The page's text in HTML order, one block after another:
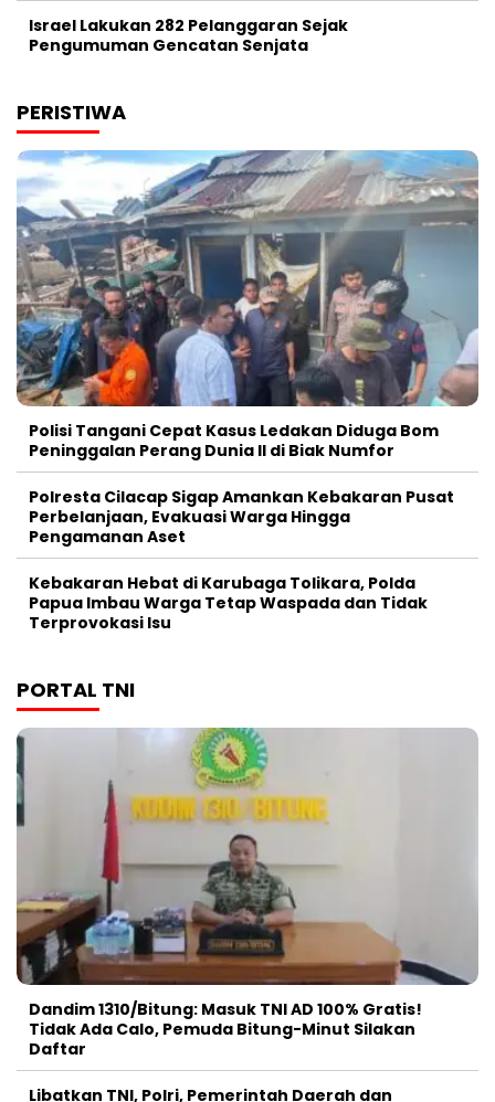
Israel Lakukan 282 Pelanggaran Sejak
Pengumuman Gencatan Senjata
PERISTIWA
Polisi Tangani Cepat Kasus Ledakan Diduga Bom
Peninggalan Perang Dunia II di Biak Numfor
Polresta Cilacap Sigap Amankan Kebakaran Pusat
Perbelanjaan, Evakuasi Warga Hingga
Pengamanan Aset
Kebakaran Hebat di Karubaga Tolikara, Polda
Papua Imbau Warga Tetap Waspada dan Tidak
Terprovokasi Isu
PORTAL TNI
Dandim 1310/Bitung: Masuk TNI AD 100% Gratis!
Tidak Ada Calo, Pemuda Bitung-Minut Silakan
Daftar
Libatkan TNI, Polri, Pemerintah Daerah dan